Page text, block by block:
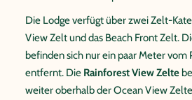
Die Lodge verfügt über zwei Zelt-
View Zelt und das Beach Front Zelt.
befinden sich nur ein paar Meter vom
entfernt. Die Rainforest View Zelte
weiter oberhalb der Ocean View